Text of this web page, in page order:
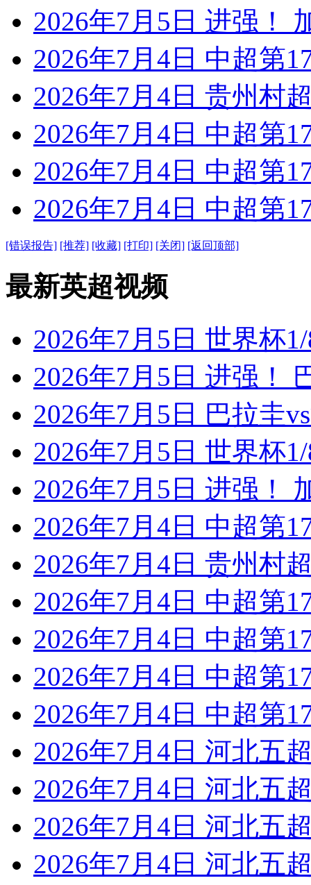
2026年7月5日 进强！
2026年7月4日 中超第
2026年7月4日 贵州村
2026年7月4日 中超第
2026年7月4日 中超第
2026年7月4日 中超第
[错误报告] [推荐] [收藏] [打印] [关闭] [返回顶部]
最新英超视频
2026年7月5日 世界杯
2026年7月5日 进强！
2026年7月5日 巴拉圭
2026年7月5日 世界杯
2026年7月5日 进强！
2026年7月4日 中超第
2026年7月4日 贵州村
2026年7月4日 中超第
2026年7月4日 中超第
2026年7月4日 中超第
2026年7月4日 中超第
2026年7月4日 河北五
2026年7月4日 河北五
2026年7月4日 河北五
2026年7月4日 河北五